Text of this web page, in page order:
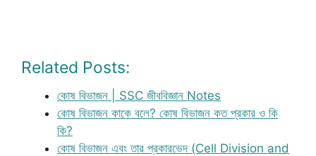
Related Posts:
কোষ বিভাজন | SSC জীববিজ্ঞান Notes
কোষ বিভাজন কাকে বলে? কোষ বিভাজন কত প্রকার ও কি
কি?
কোষ বিভাজন এবং তার প্রকারভেদ (Cell Division and